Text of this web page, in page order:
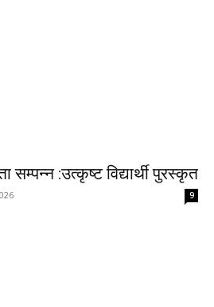
सम्पन्न :उत्कृष्ट विद्यार्थी पुरस्कृत
9